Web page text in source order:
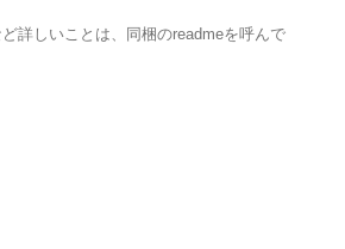
詳しいことは、同梱のreadmeを呼んで